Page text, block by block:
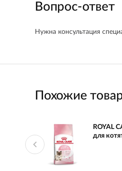
Вопрос-ответ
Нужна консультация
Похожие
ROYAL
для